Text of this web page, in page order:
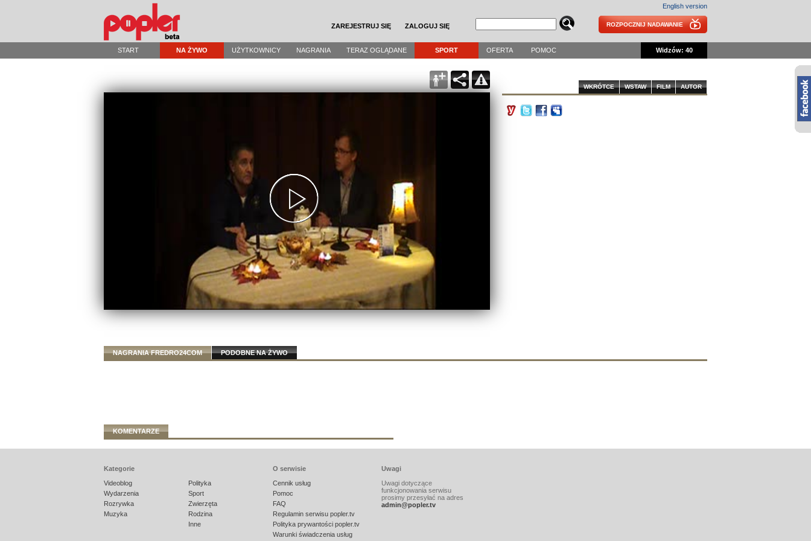
ZAREJESTRUJ SIĘ ZALOGUJ SIĘ
English version
ROZPOCZNIJ NADAWANIE
START NA ŻYWO UŻYTKOWNICY NAGRANIA TERAZ OGLĄDANE SPORT OFERTA POMOC Widzów: 40
AUTOR
FILM
WSTAW
WKRÓTCE
NAGRANIA FREDRO24COM PODOBNE NA ŻYWO
KOMENTARZE
Kategorie
Videoblog
Wydarzenia
Rozrywka
Muzyka
Polityka
Sport
Zwierzęta
Rodzina
Inne
O serwisie
Cennik usług
Pomoc
FAQ
Regulamin serwisu popler.tv
Polityka prywantości popler.tv
Warunki świadczenia usług
Uwagi
Uwagi dotyczące
funkcjonowania serwisu
prosimy przesyłać na adres
admin@popler.tv